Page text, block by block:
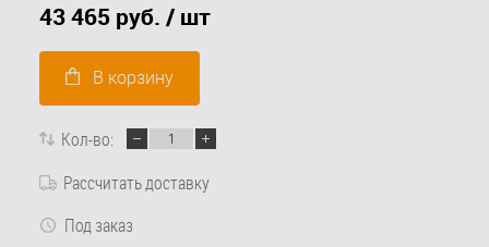
43 465 руб. / шт
В корзину
Кол-во:
Рассчитать доставку
Под заказ